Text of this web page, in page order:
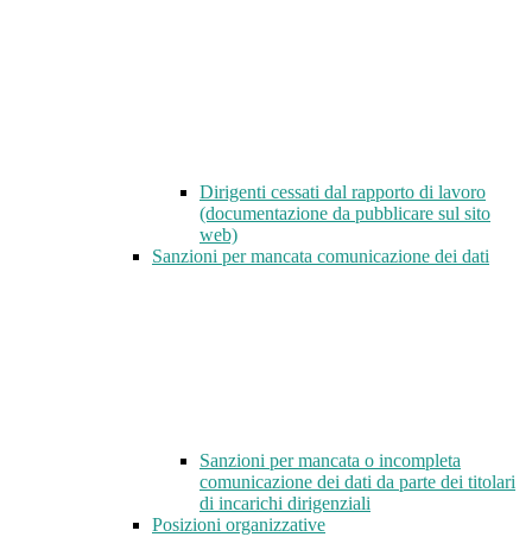
Dirigenti cessati dal rapporto di lavoro
(documentazione da pubblicare sul sito
web)
Sanzioni per mancata comunicazione dei dati
Sanzioni per mancata o incompleta
comunicazione dei dati da parte dei titolari
di incarichi dirigenziali
Posizioni organizzative